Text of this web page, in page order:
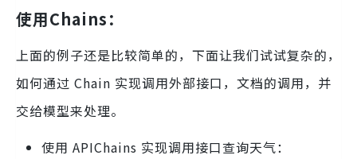
使用Chains：
上面的例子还是比较简单的，下面让我们试试复杂的，
如何通过 Chain 实现调用外部接口，文档的调用，并
交给模型来处理。
使用 APIChains 实现调用接口查询天气：